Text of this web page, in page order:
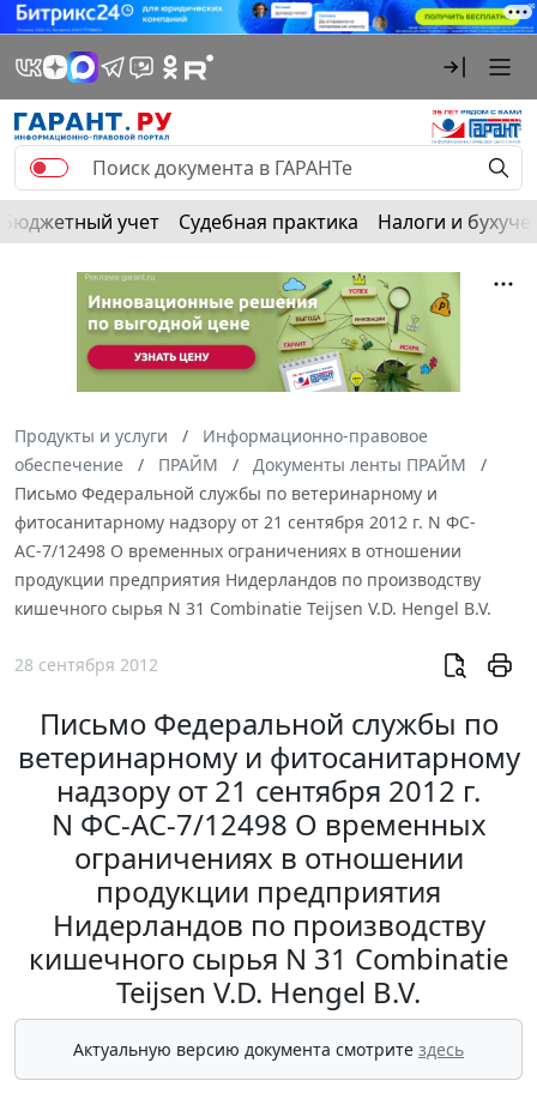
Бюджетный учет Судебная практика Налоги и
Продукты и услуги
Информационно-правовое
обеспечение
ПРАЙМ
Документы ленты ПРАЙМ
Письмо Федеральной службы по ветеринарному и
фитосанитарному надзору от 21 сентября 2012 г. N ФС-
АС-7/12498 О временных ограничениях в отношении
продукции предприятия Нидерландов по производству
кишечного сырья N 31 Combinatie Teijsen V.D. Hengel B.V.
28 сентября 2012
Письмо Федеральной службы по
ветеринарному и фитосанитарному
надзору от 21 сентября 2012 г.
N ФС-АС-7/12498 О временных
ограничениях в отношении
продукции предприятия
Нидерландов по производству
кишечного сырья N 31 Combinatie
Teijsen V.D. Hengel B.V.
Актуальную версию документа смотрите здесь